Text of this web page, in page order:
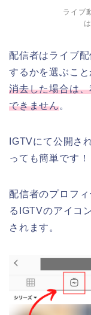
ライブ
配信者はライブ
するかを選ぶこと
消去した場合は
できません。
IGTVにて公開さ
っても簡単です！
配信者のプロフ
るIGTVのアイコ
されます。